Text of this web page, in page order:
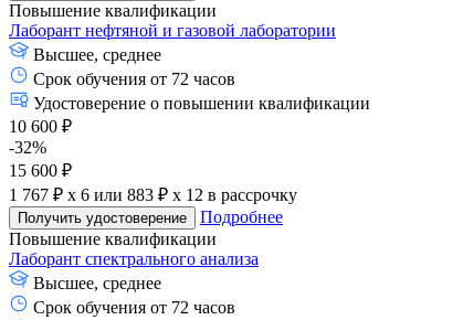
Повышение квалификации
Лаборант нефтяной и газовой лаборатории
Высшее, среднее
Срок обучения от 72 часов
Удостоверение о повышении квалификации
10 600 ₽
-32%
15 600 ₽
1 767 ₽ x 6 или 883 ₽ x 12 в рассрочку
Получить удостоверение
Подробнее
Повышение квалификации
Лаборант спектрального анализа
Высшее, среднее
Срок обучения от 72 часов